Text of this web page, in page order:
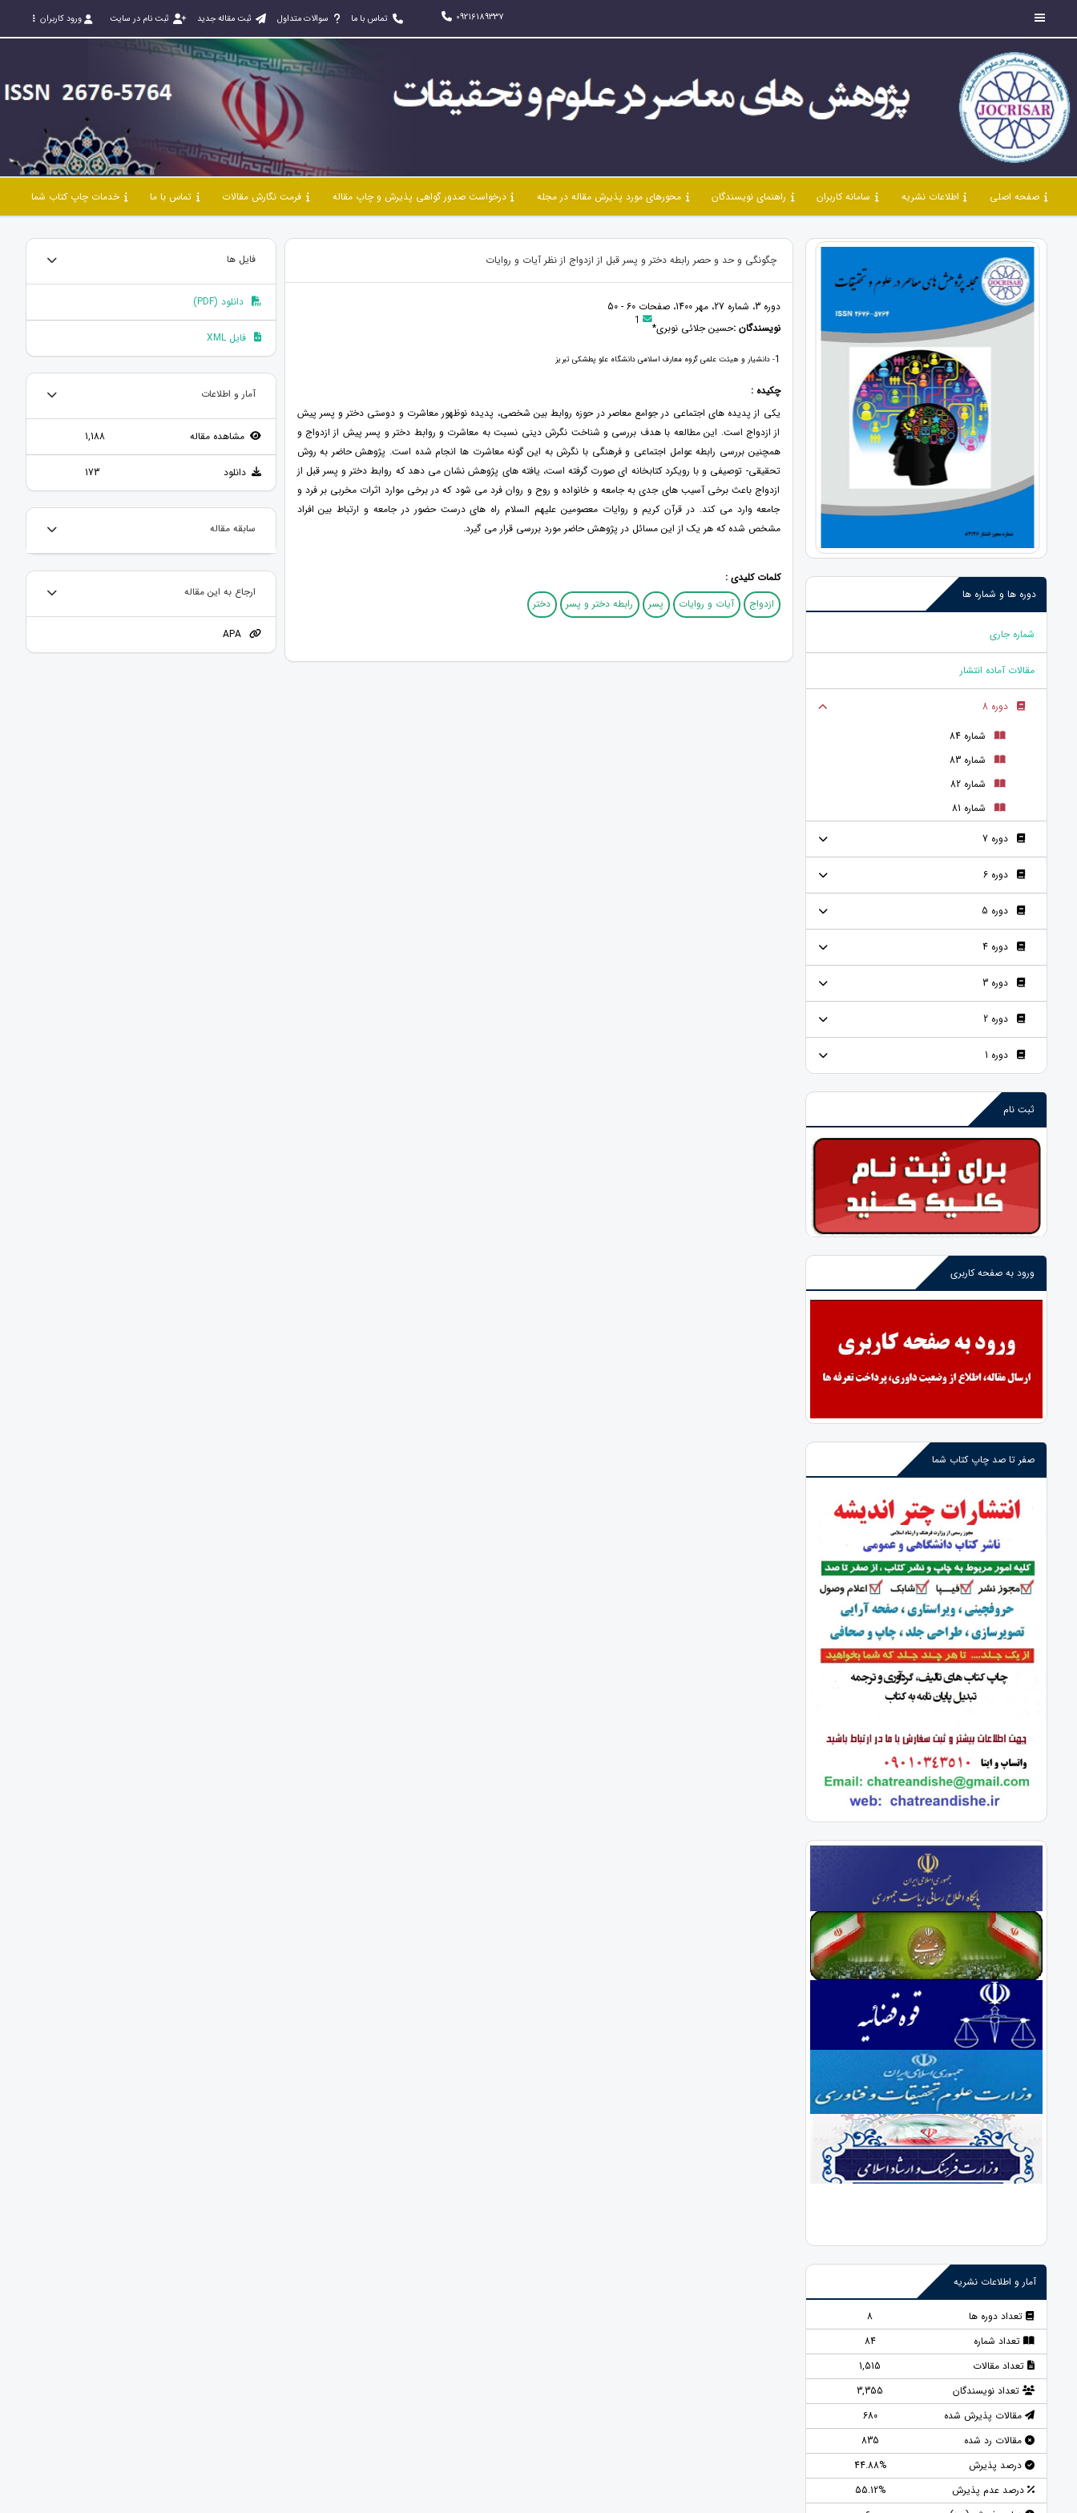
09216189337 تماس با ما سوالات متداول ثبت مقاله جدید ثبت نام در سایت ورود کاربران
صفحه اصلی اطلاعات نشریه سامانه کاربران راهنمای نویسندگان محورهای مورد پذیرش مقاله در مجله درخواست صدور گواهی پذیرش و چاپ مقاله فرمت نگارش مقالات تماس با ما خدمات چاپ کتاب شما
دوره ها و شماره ها
شماره جاری
مقالات آماده انتشار
دوره 8
شماره 84
شماره 83
شماره 82
شماره 81
دوره 7
دوره 6
دوره 5
دوره 4
دوره 3
دوره 2
دوره 1
ثبت نام
ورود به صفحه کاربری
صفر تا صد چاپ کتاب شما
آمار و اطلاعات نشریه
تعداد دوره ها
8
تعداد شماره
84
تعداد مقالات
1,515
تعداد نویسندگان
3,355
مقالات پذیرش شده
680
مقالات رد شده
835
درصد پذیرش
44.88%
درصد عدم پذیرش
55.12%
چگونگی و حد و حصر رابطه دختر و پسر قبل از ازدواج از نظر آیات و روایات
دوره 3، شماره 27، مهر 1400، صفحات 60 - 50
نویسندگان :حسین جلائی نوبری* 1
1- دانشیار و هیئت علمی گروه معارف اسلامی دانشگاه علو پطشکی تبریز
چکیده :
یکی از پدیده های اجتماعی در جوامع معاصر در حوزه روابط بین شخصی، پدیده نوظهور معاشرت و دوستی دختر و پسر پیش
از ازدواج است. این مطالعه با هدف بررسی و شناخت نگرش دینی نسبت به معاشرت و روابط دختر و پسر پیش از ازدواج و
همچنین بررسی رابطه عوامل اجتماعی و فرهنگی با نگرش به این گونه معاشرت ها انجام شده است. پژوهش حاضر به روش
تحقیقی- توصیفی و با رویکرد کتابخانه ای صورت گرفته است، یافته های پژوهش نشان می دهد که روابط دختر و پسر قبل از
ازدواج باعث برخی آسیب های جدی به جامعه و خانواده و روح و روان فرد می شود که در برخی موارد اثرات مخربی بر فرد و
جامعه وارد می کند. در قرآن کریم و روایات معصومین علیهم السلام راه های درست حضور در جامعه و ارتباط بین افراد
مشخص شده که هر یک از این مسائل در پژوهش حاضر مورد بررسی قرار می گیرد.
کلمات کلیدی :
ازدواج
آیات و روایات پسر رابطه دختر و پسر دختر
فایل ها
دانلود (PDF)
فایل XML
آمار و اطلاعات
مشاهده مقاله 1,188
دانلود 173
سابقه مقاله
ارجاع به این مقاله